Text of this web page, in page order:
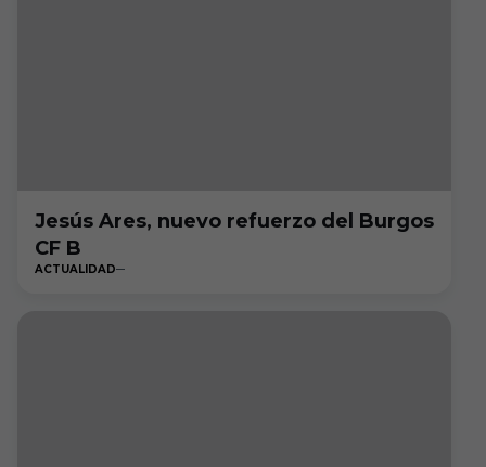
Jesús Ares, nuevo refuerzo del Burgos
CF B
ACTUALIDAD